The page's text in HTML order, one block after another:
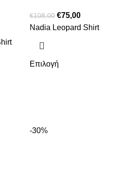
€108,00 €75,00
Nadia Leopard Shirt
Επιλογή
-30%